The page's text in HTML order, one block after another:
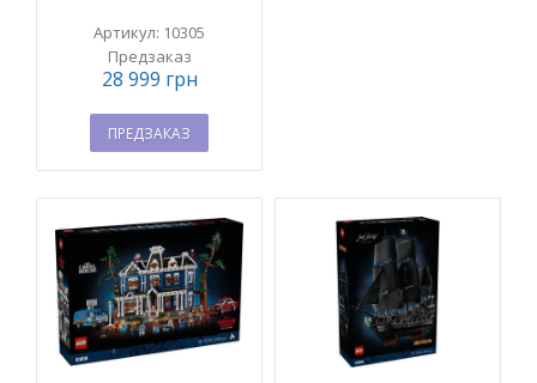
Артикул: 10305
Предзаказ
28 999 грн
ПРЕДЗАКАЗ